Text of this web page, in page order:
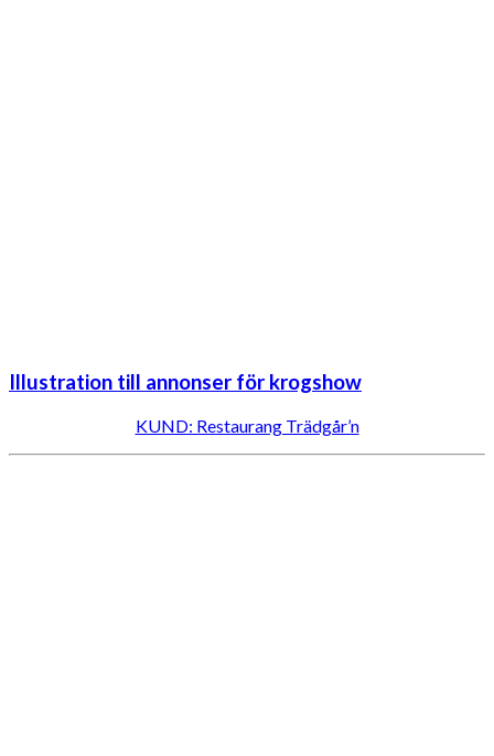
Illustration till annonser för krogshow
KUND: Restaurang Trädgår’n